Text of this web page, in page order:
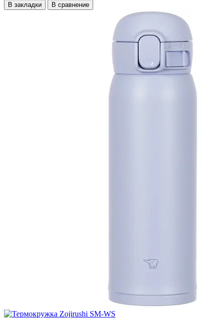
В закладки В сравнение